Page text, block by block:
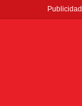
Publicidad